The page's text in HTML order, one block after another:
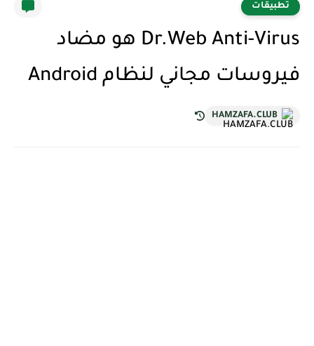
تطبيقات
Dr.Web Anti-Virus هو مضاد
فيروسات مجاني لنظام Android
HAMZAFA.CLUB